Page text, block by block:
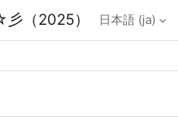
（2025） 日本語 ‎(ja)‎